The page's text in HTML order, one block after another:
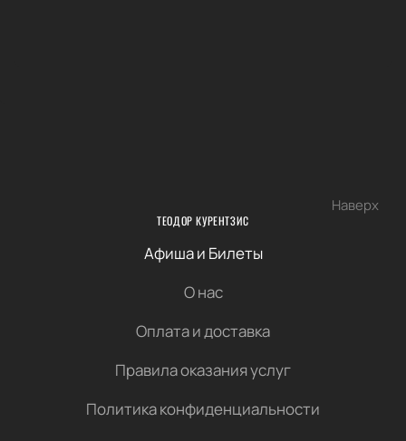
Наверх
ТЕОДОР КУРЕНТЗИС
Афиша и Билеты
О нас
Оплата и доставка
Правила оказания услуг
Политика конфиденциальности